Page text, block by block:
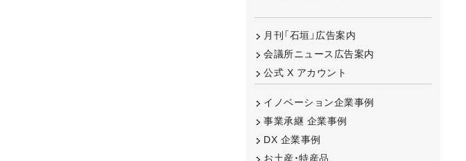
月刊「石垣」広告案内
会議所ニュース広告案内
公式 X アカウント
イノベーション企業事例
事業承継 企業事例
DX 企業事例
お土産・特産品